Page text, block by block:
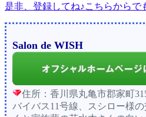
是非、登録してね♪こちらからで
Salon de WISH
住所：香川県丸亀市郡家町
バイバス11号線、スシロー様